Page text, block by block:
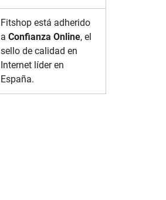
Fitshop está adherido
a Confianza Online, el
sello de calidad en
Internet líder en
España.